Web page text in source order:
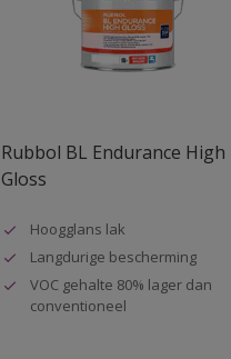
Rubbol BL Endurance High
Gloss
Hoogglans lak
Langdurige bescherming
VOC gehalte 80% lager dan
conventioneel